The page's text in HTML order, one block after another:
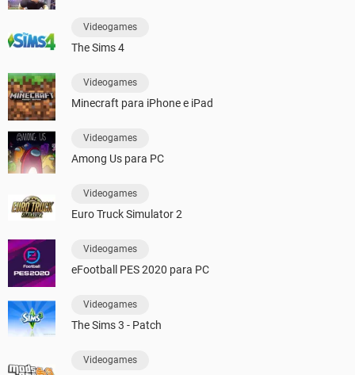
Videogames
The Sims 4
Videogames
Minecraft para iPhone e iPad
Videogames
Among Us para PC
Videogames
Euro Truck Simulator 2
Videogames
eFootball PES 2020 para PC
Videogames
The Sims 3 - Patch
Videogames